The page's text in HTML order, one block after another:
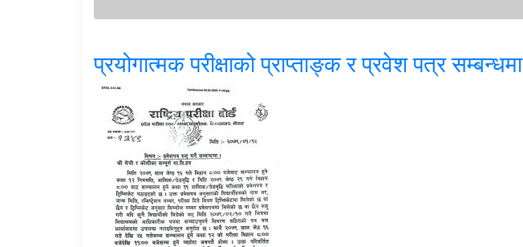
प्रयोगात्मक परीक्षाको प्राप्ताङ्क र प्रवेश पत्र सम्बन्धमा